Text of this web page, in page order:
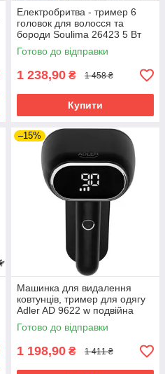
Електробритва - тример 6
головок для волосся та
бороди Soulima 26423 5 Вт
Готово до відправки
1 238,90 ₴ 1 458 ₴
Купити
–15%
Машинка для видалення
ковтунців, тример для одягу
Adler AD 9622 w подвійна
головка 3 швидкості
Готово до відправки
1 198,90 ₴ 1 411 ₴